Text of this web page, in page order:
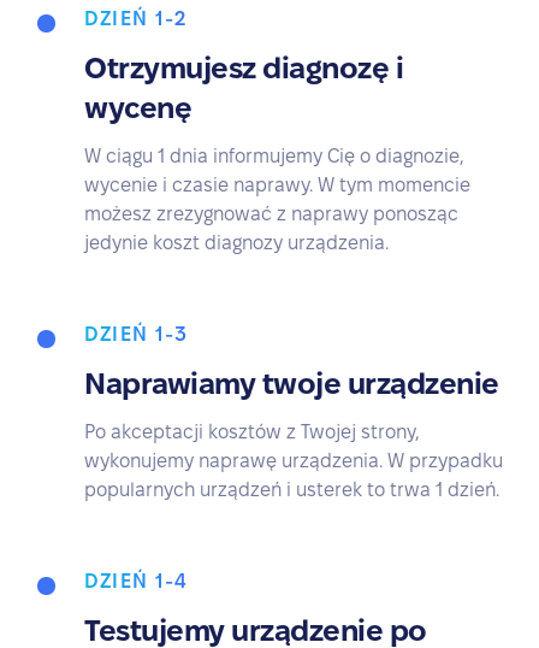
DZIEŃ 1-2
Otrzymujesz diagnozę i
wycenę
W ciągu 1 dnia informujemy Cię o diagnozie,
wycenie i czasie naprawy. W tym momencie
możesz zrezygnować z naprawy ponosząc
jedynie koszt diagnozy urządzenia.
DZIEŃ 1-3
Naprawiamy twoje urządzenie
Po akceptacji kosztów z Twojej strony,
wykonujemy naprawę urządzenia. W przypadku
popularnych urządzeń i usterek to trwa 1 dzień.
DZIEŃ 1-4
Testujemy urządzenie po